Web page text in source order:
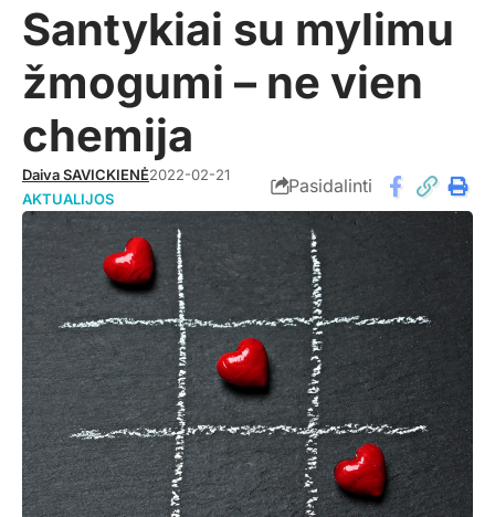
Santykiai su mylimu
žmogumi – ne vien
chemija
Daiva SAVICKIENĖ2022-02-21
AKTUALIJOS
Pasidalinti